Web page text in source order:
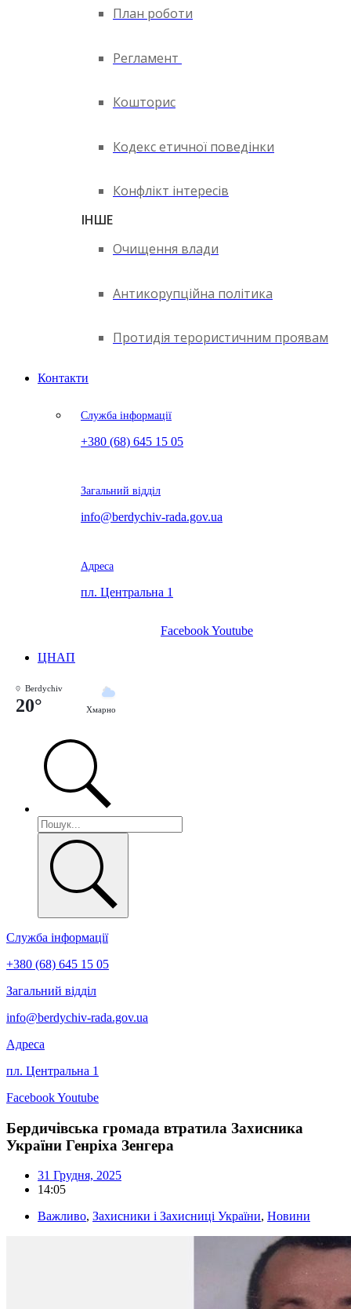
План роботи
Регламент
Кошторис
Кодекс етичної поведінки
Конфлікт інтересів
ІНШЕ
Очищення влади
Антикорупційна політика
Протидія терористичним проявам
Контакти
Служба інформації
+380 (68) 645 15 05
Загальний відділ
info@berdychiv-rada.gov.ua
Адреса
пл. Центральна 1
FacebookYoutube
ЦНАП
Berdychiv
20° Хмарно
Служба інформації
+380 (68) 645 15 05
Загальний відділ
info@berdychiv-rada.gov.ua
Адреса
пл. Центральна 1
FacebookYoutube
Бердичівська громада втратила Захисника
України Генріха Зенгера
31 Грудня, 2025
14:05
Важливо, Захисники і Захисниці України, Новини